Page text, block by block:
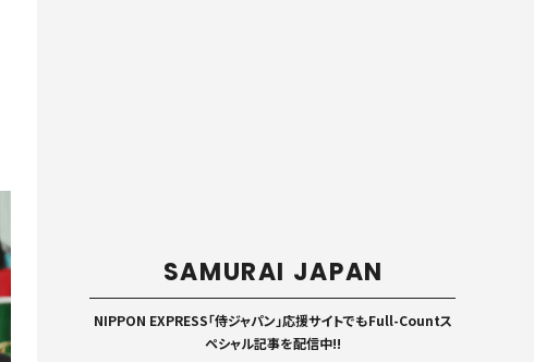
SAMURAI JAPAN
NIPPON EXPRESS「侍ジャパン」応援サイトでもFull-Countス
ペシャル記事を配信中!!